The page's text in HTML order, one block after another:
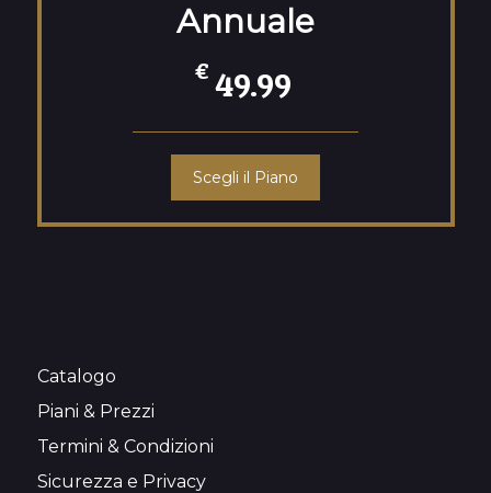
Annuale
€ 49.99
Scegli il Piano
Catalogo
Piani & Prezzi
Termini & Condizioni
Sicurezza e Privacy